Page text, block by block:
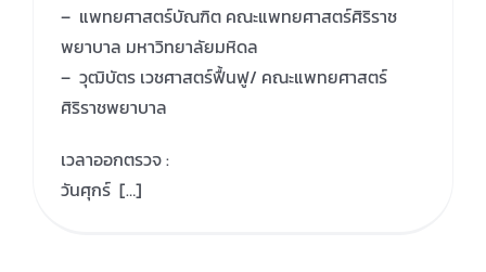
– แพทยศาสตร์บัณฑิต คณะแพทยศาสตร์ศิริราช
พยาบาล มหาวิทยาลัยมหิดล
– วุฒิบัตร เวชศาสตร์ฟื้นฟู/ คณะแพทยศาสตร์
ศิริราชพยาบาล
เวลาออกตรวจ :
วันศุกร์ […]